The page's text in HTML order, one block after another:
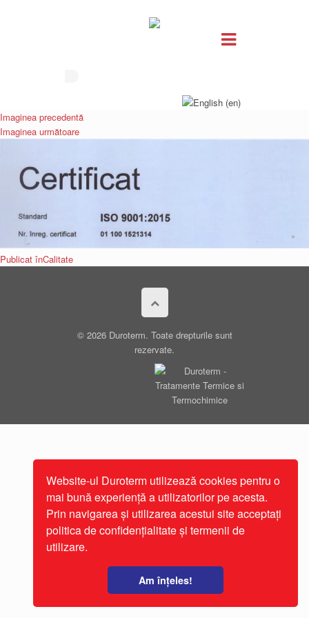
Website-ul Duroterm utilizează cookies pentru o
mai bună experiență a utilizatorilor pe acesta.
Prin navigarea și utilizarea acestui site acceptați
politica de confidențialitate și termenii de
utilizare.
Am înțeles!
Imaginea precedentă
Imaginea următoare
Navigare
Publicat înCalitate
© 2026 Duroterm. Toate drepturile sunt
rezervate.